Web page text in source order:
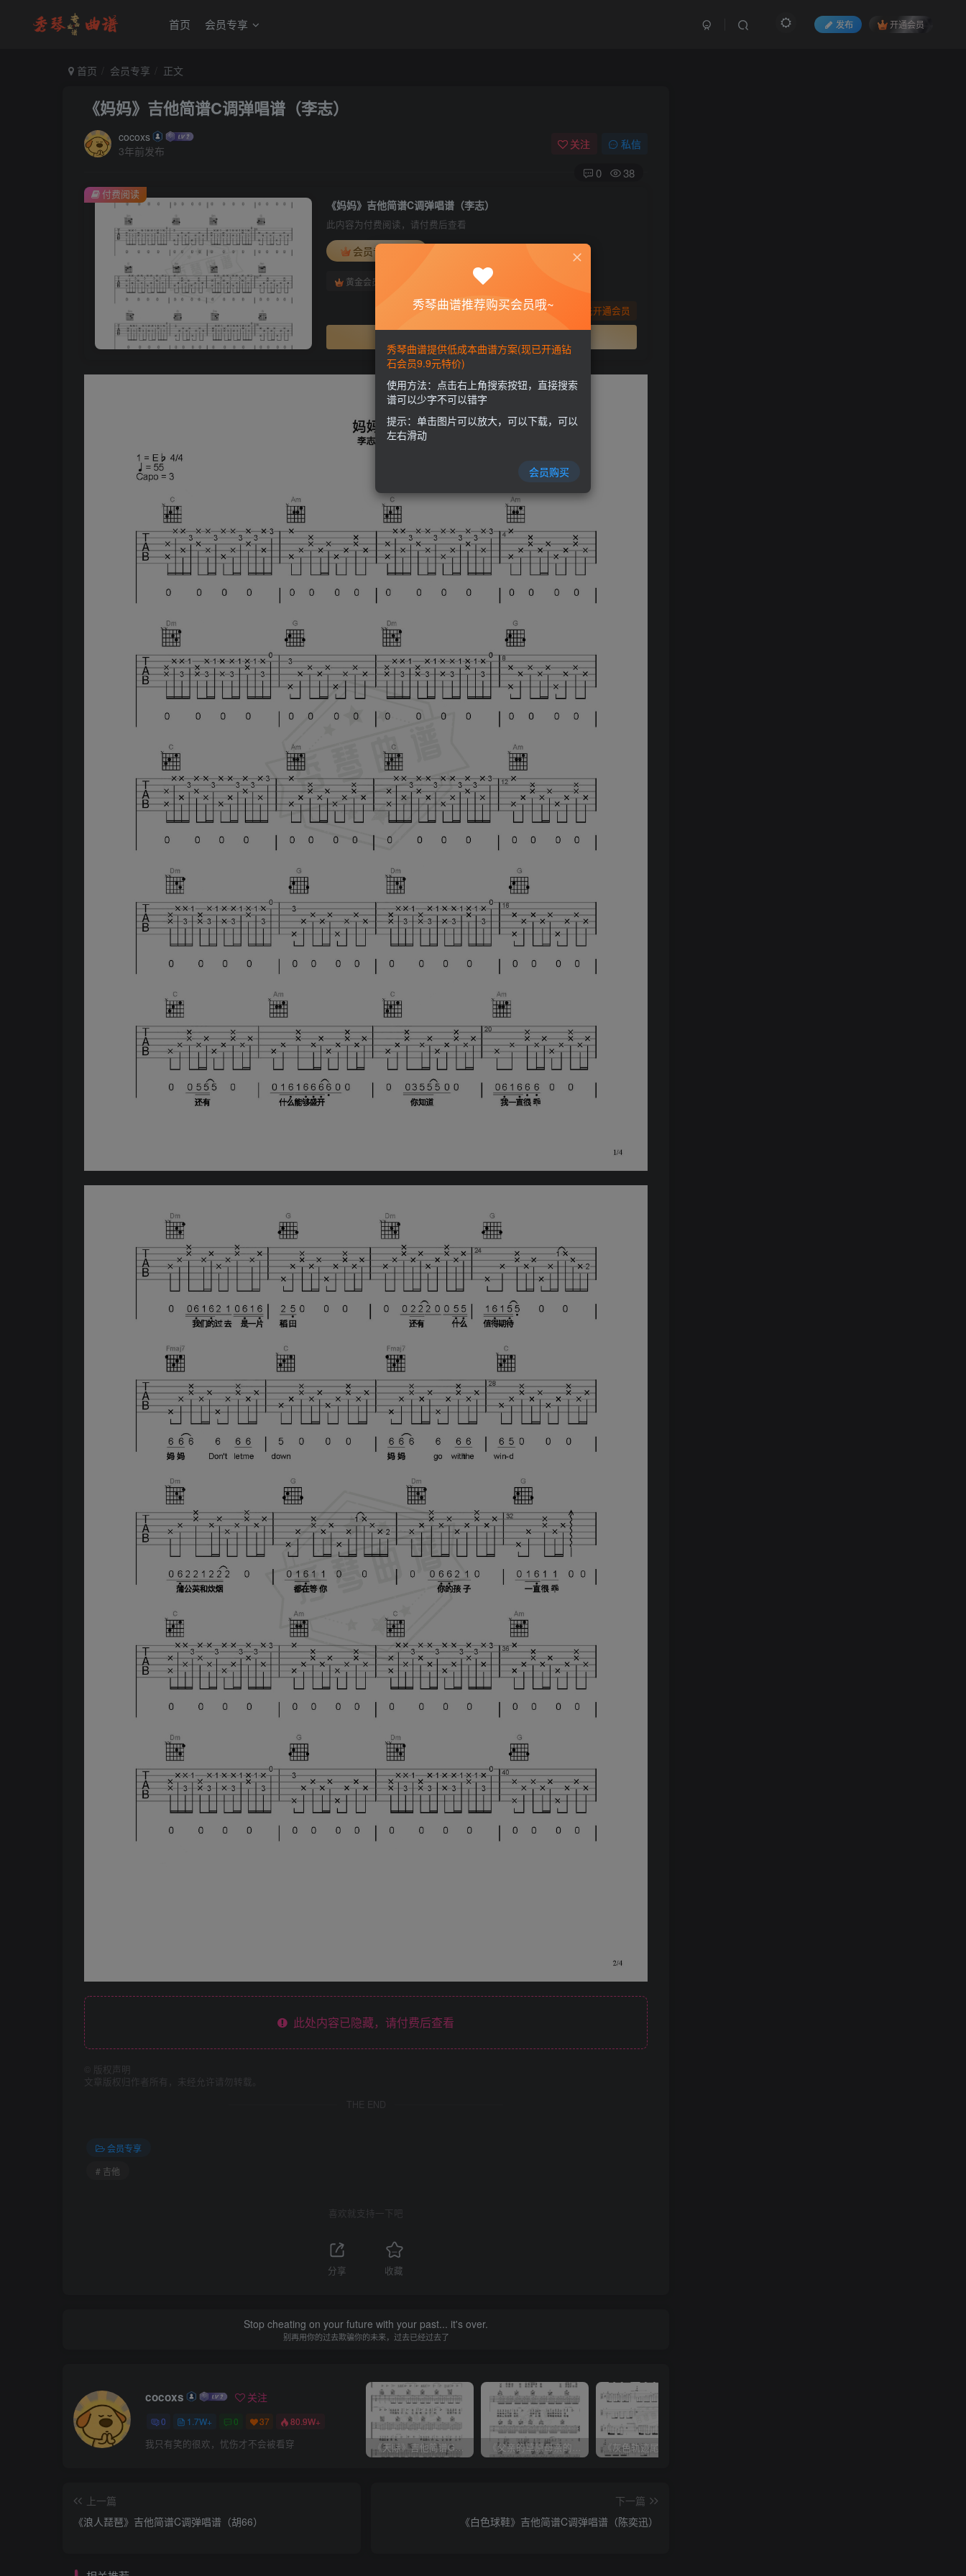
首页 会员专享 发布 开通会员
首页 会员专享 正文
《妈妈》吉他简谱C调弹唱谱（李志）
cocoxs
3年前发布
关注 私信
0 38
《妈妈》吉他简谱C调弹唱谱（李志）
此内容为付费阅读，请付费后查看
会员专属资源
黄金会员 免费
您暂无购买权限，请先开通会员
付费阅读
此处内容已隐藏，请付费后查看
版权声明
文章版权归作者所有，未经允许请勿转载。
THE END
会员专享
# 吉他
喜欢就支持一下吧
分享 收藏
Stop cheating on your future with your past... it's over.
别再用你的过去欺骗你的未来，过去已经过去了
cocoxs 关注
0 1.7W+ 0 37 80.9W+
我只有笑的很欢，忧伤才不会被看穿 《天际》吉他简谱G调弹唱谱（姜玉阳） 《父亲的草原母亲的河》吉他简谱C调弹唱谱（腾格尔）
上一篇
《浪人琵琶》吉他简谱C调弹唱谱（胡66）
下一篇
《白色球鞋》吉他简谱C调弹唱谱（陈奕迅）
秀琴曲谱推荐购买会员哦~
秀琴曲谱提供低成本曲谱方案(现已开通钻
石会员9.9元特价)
使用方法：点击右上角搜索按钮，直接搜索
谱可以少字不可以错字
提示：单击图片可以放大，可以下载，可以
左右滑动
会员购买